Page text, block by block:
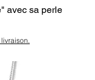
avec sa perle